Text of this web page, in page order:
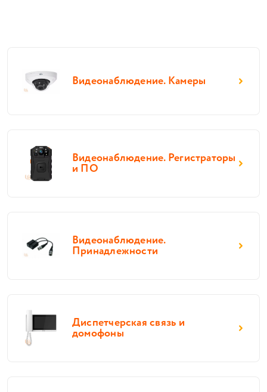
Видеонаблюдение. Камеры
Видеонаблюдение. Регистраторы
и ПО
Видеонаблюдение.
Принадлежности
Диспетчерская связь и
домофоны